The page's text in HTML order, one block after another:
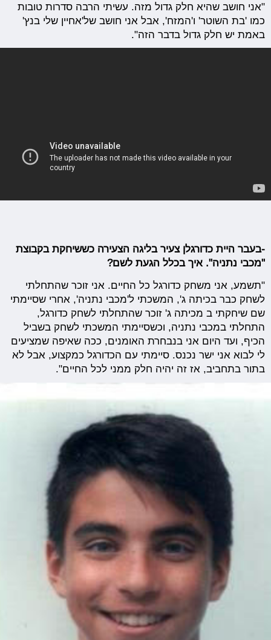
"אני חושב שהיא חלק גדול מזה. עשיתי הרבה סדרות טובות
כמו 'בת השוטר' ו'המזח', אבל אני חושב של'אחיין שלי בנץ'
באמת יש חלק גדול בדבר הזה".
-בעבר היית כדורגלן צעיר בליגה הצעירה כששיחקת בקבוצת
"מכבי נתניה". איך בכלל הגעת לשם?
"תשמע, אני משחק כדורגל כל החיים. אני זוכר שהתחלתי
לשחק כבר בכיתה ג', המשכתי ל'מכבי נתניה', אחרי שסיימתי
שם שיחקתי ב מכיתה ג' זוכר שהתחלתי לשחק כדורגל,
התחלתי במכבי נתניה, וכשסיימתי המשכתי לשחק בשביל
הכיף, ועד היום אני בנבחרת האומנים, ככה שאיפה שמציעים
לי לבוא אני ישר נכנס. סיימתי עם הכדורגל כמקצוע, אבל לא
בתור בתחביב, אז זה יהיה חלק ממני לכל החיים".